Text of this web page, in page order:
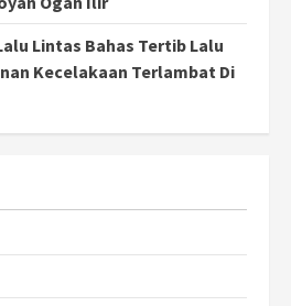
Lintas Bahas Tertib Lalu
Kecelakaan Terlambat Di